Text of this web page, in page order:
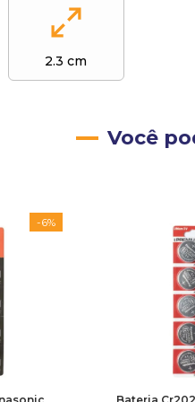
2.3 cm
Você
-6%